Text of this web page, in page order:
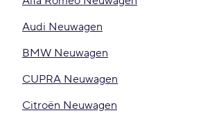
Audi Neuwagen
BMW Neuwagen
CUPRA Neuwagen
Citroën Neuwagen